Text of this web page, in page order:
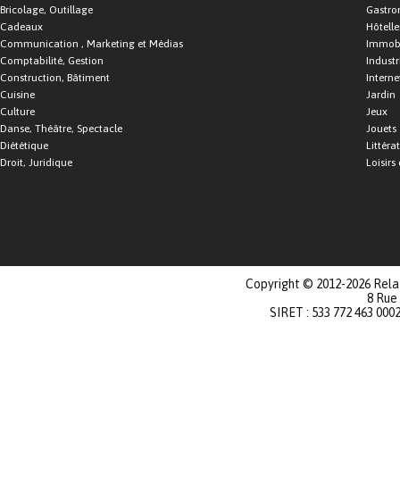
Bricolage, Outillage
Cadeaux
Communication , Marketing et Médias
Comptabilité, Gestion
Construction, Bâtiment
Cuisine
Culture
Danse, Théâtre, Spectacle
Diététique
Droit, Juridique
Jardin
Jeux
Jouets
Loisirs
Copyright © 2012-2026
8
SIRET : 533 772 463